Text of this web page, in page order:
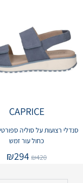
CAPRICE
סנדלי רצועות על סוליה
כחול עור זמש
₪420
₪294